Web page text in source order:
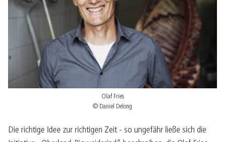
Olaf Fries
© Daniel Delong
Die richtige Idee zur richtigen Zeit - so ungefähr ließe sich die